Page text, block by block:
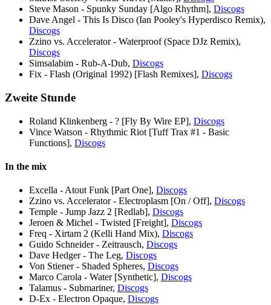
Steve Mason - Spunky Sunday [Algo Rhythm], Discogs
Dave Angel - This Is Disco (Ian Pooley's Hyperdisco Remix),
Discogs
Zzino vs. Accelerator - Waterproof (Space DJz Remix),
Discogs
Simsalabim - Rub-A-Dub, Discogs
Fix - Flash (Original 1992) [Flash Remixes], Discogs
Zweite Stunde
Roland Klinkenberg - ? [Fly By Wire EP], Discogs
Vince Watson - Rhythmic Riot [Tuff Trax #1 - Basic
Functions], Discogs
In the mix
Excella - Atout Funk [Part One], Discogs
Zzino vs. Accelerator - Electroplasm [On / Off], Discogs
Temple - Jump Jazz 2 [Redlab], Discogs
Jeroen & Michel - Twisted [Freight], Discogs
Freq - Xirtam 2 (Kelli Hand Mix), Discogs
Guido Schneider - Zeitrausch, Discogs
Dave Hedger - The Leg, Discogs
Von Stiener - Shaded Spheres, Discogs
Marco Carola - Water [Synthetic], Discogs
Talamus - Submariner, Discogs
D-Ex - Electron Opaque, Discogs